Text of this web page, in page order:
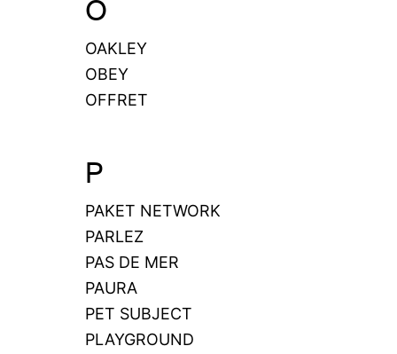
O
OAKLEY
OBEY
OFFRET
P
PAKET NETWORK
PARLEZ
PAS DE MER
PAURA
PET SUBJECT
PLAYGROUND